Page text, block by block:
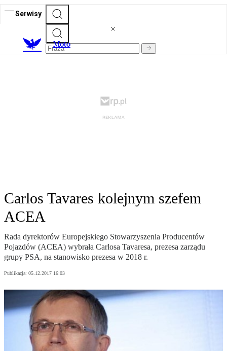
Serwisy
Moto
Carlos Tavares kolejnym szefem
ACEA
Rada dyrektorów Europejskiego Stowarzyszenia Producentów
Pojazdów (ACEA) wybrała Carlosa Tavaresa, prezesa zarządu
grupy PSA, na stanowisko prezesa w 2018 r.
Publikacja: 05.12.2017 16:03